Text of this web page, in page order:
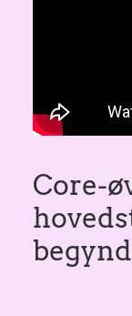
Core-